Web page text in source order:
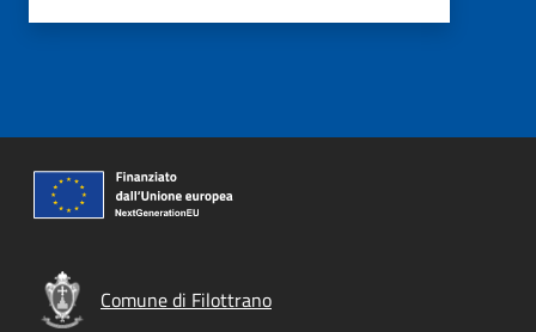
Comune di Filottrano